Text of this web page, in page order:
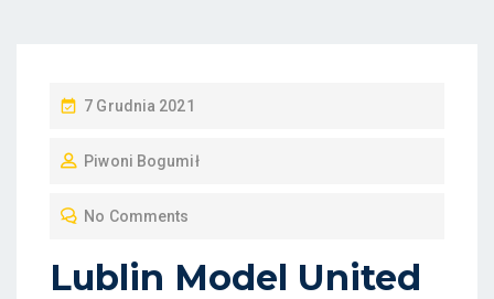
P
S
E
O
7 Grudnia 2021
Piwoni Bogumił
No Comments
Lublin Model United